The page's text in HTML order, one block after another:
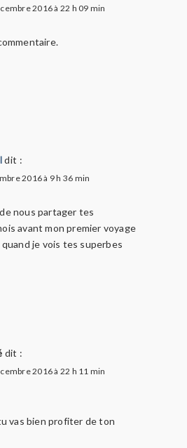
2016 à 22 h 09 min
dit :
2016 à 9 h 36 min
nous partager tes
avant mon premier voyage
quand je vois tes superbes
dit :
2016 à 22 h 11 min
vas bien profiter de ton